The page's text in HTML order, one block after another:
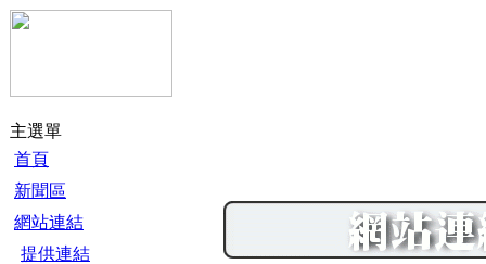
主選單
首頁
新聞區
網站連結
提供連結